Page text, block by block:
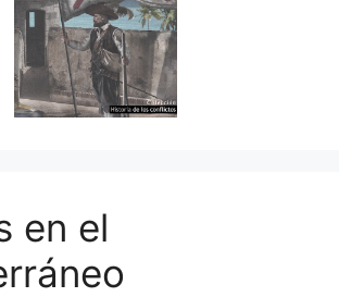
en el